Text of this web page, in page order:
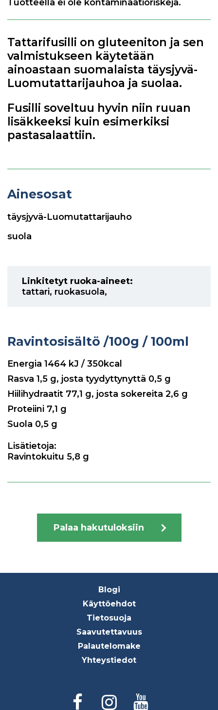
Tuotteella ei ole kontaminaatioriskejä.
Tattarifusilli on gluteeniton ja sen
valmistukseen käytetään
ainoastaan suomalaista täysjyvä-
Luomutattarijauhoa ja suolaa.
Fusilli soveltuu hyvin niin ruuan
lisäkkeeksi kuin esimerkiksi
pastasalaattiin.
Ainesosat
täysjyvä-Luomutattarijauho
suola
Linkitetyt ruoka-aineet:
tattari, ruokasuola,
Ravintosisältö /100g / 100ml
Energia 1464 kJ / 350kcal
Rasva 1,5 g, josta tyydyttynyttä 0,5 g
Hiilihydraatit 77,1 g, josta sokereita 2,6 g
Proteiini 7,1 g
Suola 0,5 g
Lisätietoja:
Ravintokuitu 5,8 g
Palaa hakutuloksiin
Blogi
Käyttöehdot
Tietosuoja
Saavutettavuus
Palautelomake
Yhteystiedot